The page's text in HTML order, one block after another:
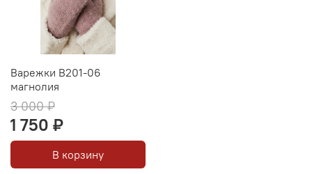
Варежки В201-06
магнолия
3 000 ₽
1 750 ₽
В корзину